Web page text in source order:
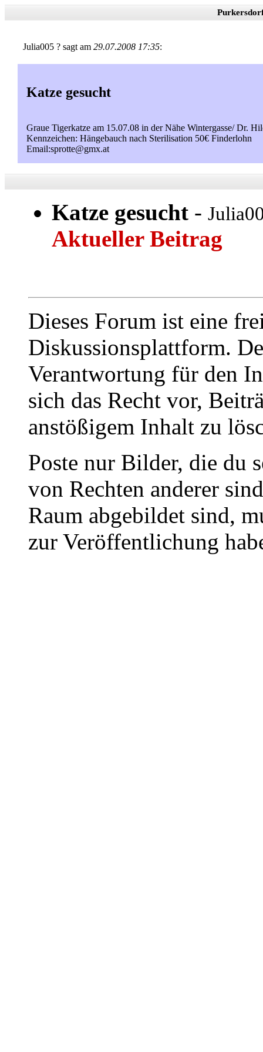
Julia005 ? sagt am 29.07.2008 17:35:
Katze gesucht
Graue Tigerkatze am 15.07.08 in der Nähe Wintergasse/ Dr.
Kennzeichen: Hängebauch nach Sterilisation 50€ Finderlohn
Email:sprotte@gmx.at
Katze gesucht -
Aktueller Beitrag
Dieses Forum ist eine
Diskussionsplattform.
Verantwortung für den
sich das Recht vor,
anstößigem Inhalt zu
Poste nur Bilder, die du
von Rechten anderer
Raum abgebildet sind,
zur Veröffentlichung